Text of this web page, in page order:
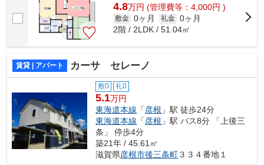
4.8万円 (管理費等：4,000円 )
敷金 0ヶ月 礼金 0ヶ月
2階 / 2LDK / 51.04㎡
賃貸 | アパート カーサ セレーノ
敷0 礼0
5.1万円
東海道本線 「彦根 」駅 徒歩24分
東海道本線 「彦根 」駅 バス8分 「上後三
条」 停歩4分
築21年 / 45.61㎡
滋賀県彦根市後三条町３３４番地１